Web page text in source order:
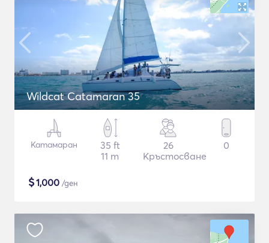
Wildcat Catamaran 35
Катамаран
35 ft
11 m
26
Кръстосване
0
$1,000 /ден